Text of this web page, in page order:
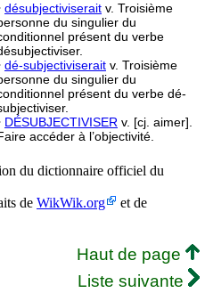
désubjectiviserait v. Troisième
du singulier du
présent du verbe
dé-subjectiviserait v. Troisième
du singulier du
présent du verbe dé-
DÉSUBJECTIVISER v. [cj. aimer].
accéder à l’objectivité.
du dictionnaire officiel du
de WikWik.org
et de
Haut de page
Liste suivante